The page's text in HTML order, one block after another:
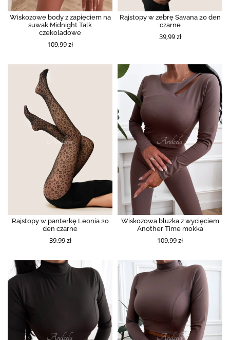
Wiskozowe body z zapięciem na
suwak Midnight Talk
czekoladowe
109,99 zł
Rajstopy w zebrę Savana 20 den
czarne
39,99 zł
Rajstopy w panterkę Leonia 20
den czarne
39,99 zł
Wiskozowa bluzka z wycięciem
Another Time mokka
109,99 zł